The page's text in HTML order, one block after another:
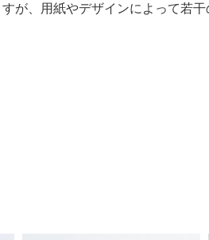
、用紙やデザインによって若